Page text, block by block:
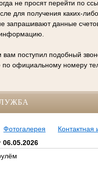
не просят перейти по
для получения каких-
запрашивают данные
вам поступил подобный
по официальному номеру
Фотогалерея
06.05.2026